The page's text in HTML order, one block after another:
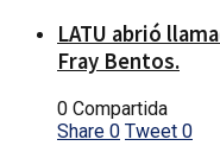
LATU abrió
Fray Bentos.
0 Compartida
Share 0 Tweet 0